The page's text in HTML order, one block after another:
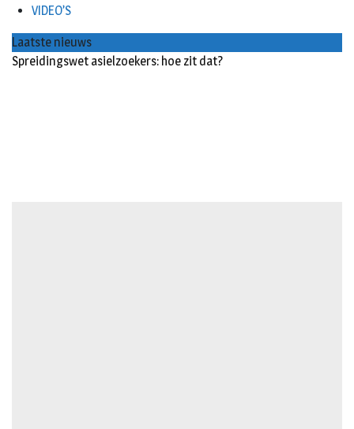
VIDEO’S
Laatste nieuws
Spreidingswet asielzoekers: hoe zit dat?